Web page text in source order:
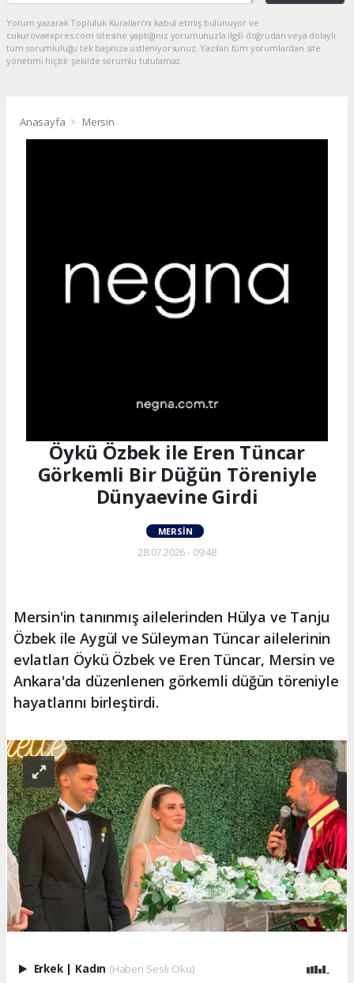
Yorum yazarak Topluluk Kuralları’nı kabul etmiş bulunuyor ve
cukurovaexpres.com sitesine yaptığınız yorumunuzla ilgili doğrudan veya dolaylı
tüm sorumluluğu tek başınıza üstleniyorsunuz. Yazılan tüm yorumlardan site
yönetimi hiçbir şekilde sorumlu tutulamaz.
Anasayfa Mersin
Öykü Özbek ile Eren Tüncar
Görkemli Bir Düğün Töreniyle
Dünyaevine Girdi
MERSIN
28.07.2026 - 09:48
Mersin'in tanınmış ailelerinden Hülya ve Tanju
Özbek ile Aygül ve Süleyman Tüncar ailelerinin
evlatları Öykü Özbek ve Eren Tüncar, Mersin ve
Ankara'da düzenlenen görkemli düğün töreniyle
hayatlarını birleştirdi.
Erkek | Kadın (Haberi Sesli Oku)